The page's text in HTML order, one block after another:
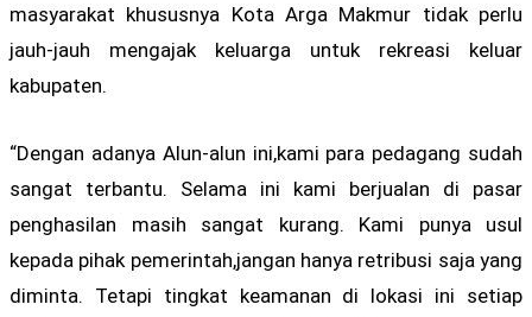
masyarakat khususnya Kota Arga Makmur tidak perlu
jauh-jauh mengajak keluarga untuk rekreasi keluar
kabupaten.
“Dengan adanya Alun-alun ini,kami para pedagang sudah
sangat terbantu. Selama ini kami berjualan di pasar
penghasilan masih sangat kurang. Kami punya usul
kepada pihak pemerintah,jangan hanya retribusi saja yang
diminta. Tetapi tingkat keamanan di lokasi ini setiap